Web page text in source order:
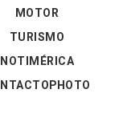
MOTOR
TURISMO
NOTIMÉRICA